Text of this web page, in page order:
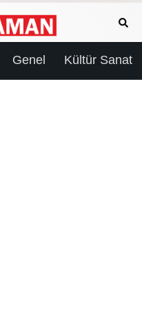
Genel Kültür Sanat